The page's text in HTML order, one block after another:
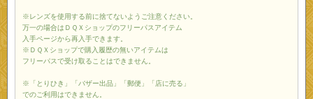
※レンズを使用する前に捨てないようご注意ください。
万一の場合はＤＱＸショップのフリーパスアイテム
入手ページから再入手できます。
※ＤＱＸショップで購入履歴の無いアイテムは
フリーパスで受け取ることはできません。
※「とりひき」「バザー出品」「郵便」「店に売る」
でのご利用はできません。